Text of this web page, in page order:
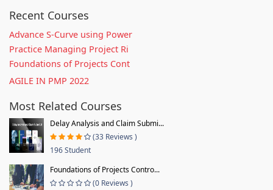
Recent Courses
Advance S-Curve using Power
Practice Managing Project Ri
Foundations of Projects Cont
AGILE IN PMP 2022
Most Related Courses
Delay Analysis and Claim Submi...
(33 Reviews )
196 Student
Foundations of Projects Contro...
(0 Reviews )